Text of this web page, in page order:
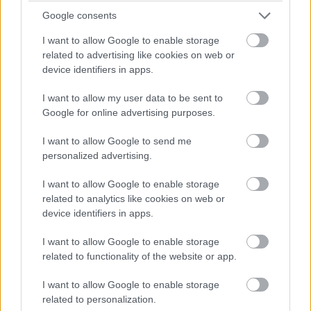
Google consents
I want to allow Google to enable storage
related to advertising like cookies on web or
device identifiers in apps.
I want to allow my user data to be sent to
Google for online advertising purposes.
I want to allow Google to send me
personalized advertising.
I want to allow Google to enable storage
related to analytics like cookies on web or
device identifiers in apps.
I want to allow Google to enable storage
related to functionality of the website or app.
I want to allow Google to enable storage
related to personalization.
kapcsolódott, így egy idő után az ember mindig tudta,
hogy nagyjából mit is kell egy adott helyen csinálni.
Érthető, hogy ott a keresgélés egy mellékes kaland volt a
sok harc, szentély és fejlődés mellett, itt viszont ez a
játék lényege, így aztán a fejlesztők sokkal több energiát
fordítottak rá. Egyszerűen elképesztő, hogy milyen ritkán
ismétlik magukat a pályatervezők, hogy mennyi eltérő
Holdat kapunk a főellenfelek legyőzésekor, a titkos
módokon, eltérő "testben") a pályák legeldugottabb
pontjait, ha a goombákból magas tornyot építve
felkeressük a leány goombát, vagy ha halálos áramot
szóró vezetékek között manőverezve eljutunk egy
ládához. Vígan rohangáló nyulakat kell elkapnunk,
teleportok közt megtalálnunk az egyetlen jó utat,
morcos kecskéket az akolba visszaterelnünk, vagy